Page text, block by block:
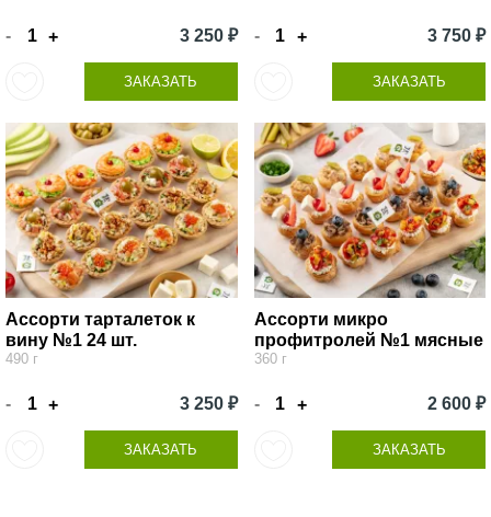
- + 3 250 ₽
ЗАКАЗАТЬ
- + 3 750 ₽
ЗАКАЗАТЬ
Ассорти тарталеток к
вину №1 24 шт.
490 г
- + 3 250 ₽
ЗАКАЗАТЬ
Ассорти микро
профитролей №1 мясные
360 г
- + 2 600 ₽
ЗАКАЗАТЬ